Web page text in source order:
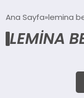
SIYASET
Ana Sayfa lemina
LEMINA